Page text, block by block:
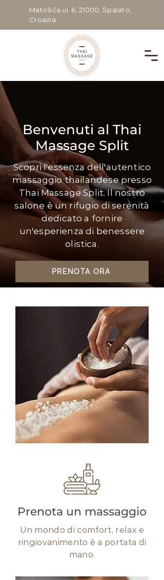
Matošića ul. 6, 21000, Spalato,
Croazia
Benvenuti al Thai
Massage Split
Scopri l'essenza dell'autentico
massaggio thailandese presso
Thai Massage Split. Il nostro
salone è un rifugio di serenità
dedicato a fornire
un'esperienza di benessere
olistica.
PRENOTA ORA
Prenota un massaggio
Un mondo di comfort, relax e
ringiovanimento è a portata di
mano.